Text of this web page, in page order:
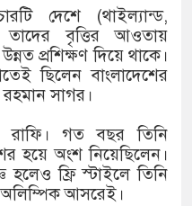
দেশে (থাইল্যান্ড,
তাদের বৃত্তির আওতায়
প্রশিক্ষণ দিয়ে থাকে।
ছিলেন বাংলাদেশের
সাগর।
রাফি। গত বছর তিনি
হয়ে অংশ নিয়েছিলেন।
হলেও ফ্রি স্টাইলে তিনি
অলিম্পিক আসরেই।